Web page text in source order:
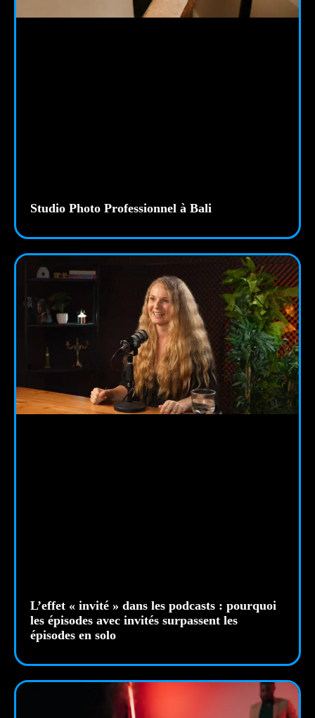
Studio Photo Professionnel à Bali
L’effet « invité » dans les podcasts : pourquoi
les épisodes avec invités surpassent les
épisodes en solo